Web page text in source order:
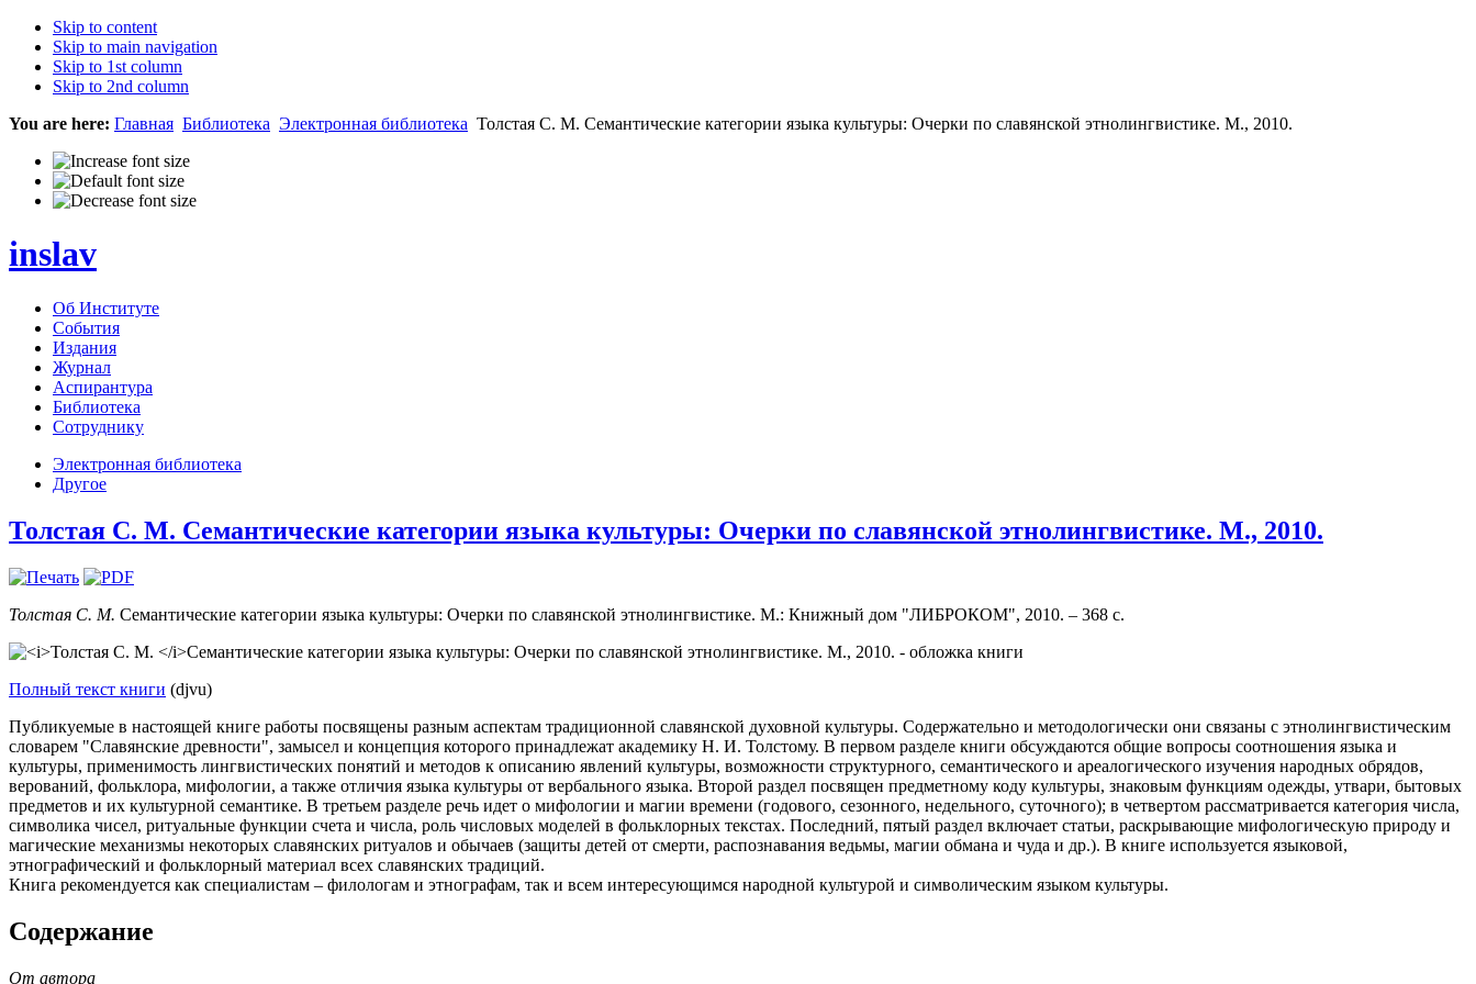
Skip to content
Skip to main navigation
Skip to 1st column
Skip to 2nd column
You are here: Главная Библиотека Электронная библиотека Толстая С. М. Семантические категории языка культуры: Очерки по славянской этнолингвистике. М., 2010.
inslav
Об Институте
События
Издания
Журнал
Аспирантура
Библиотека
Сотруднику
Электронная библиотека
Другое
Толстая С. М. Семантические категории языка культуры: Очерки по славянской этнолингвистике. М., 2010.
Толстая С. М. Семантические категории языка культуры: Очерки по славянской этнолингвистике. М.: Книжный дом "ЛИБРОКОМ", 2010. – 368 с.
Полный текст книги (djvu)
Публикуемые в настоящей книге работы посвящены разным аспектам традиционной славянской духовной культуры. Содержательно и методологически они связаны с этнолингвистическим
словарем "Славянские древности", замысел и концепция которого принадлежат академику Н. И. Толстому. В первом разделе книги обсуждаются общие вопросы соотношения языка и
культуры, применимость лингвистических понятий и методов к описанию явлений культуры, возможности структурного, семантического и ареалогического изучения народных обрядов,
верований, фольклора, мифологии, а также отличия языка культуры от вербального языка. Второй раздел посвящен предметному коду культуры, знаковым функциям одежды, утвари, бытовых
предметов и их культурной семантике. В третьем разделе речь идет о мифологии и магии времени (годового, сезонного, недельного, суточного); в четвертом рассматривается категория числа,
символика чисел, ритуальные функции счета и числа, роль числовых моделей в фольклорных текстах. Последний, пятый раздел включает статьи, раскрывающие мифологическую природу и
магические механизмы некоторых славянских ритуалов и обычаев (защиты детей от смерти, распознавания ведьмы, магии обмана и чуда и др.). В книге используется языковой,
этнографический и фольклорный материал всех славянских традиций.
Книга рекомендуется как специалистам – филологам и этнографам, так и всем интересующимся народной культурой и символическим языком культуры.
Содержание
От автора